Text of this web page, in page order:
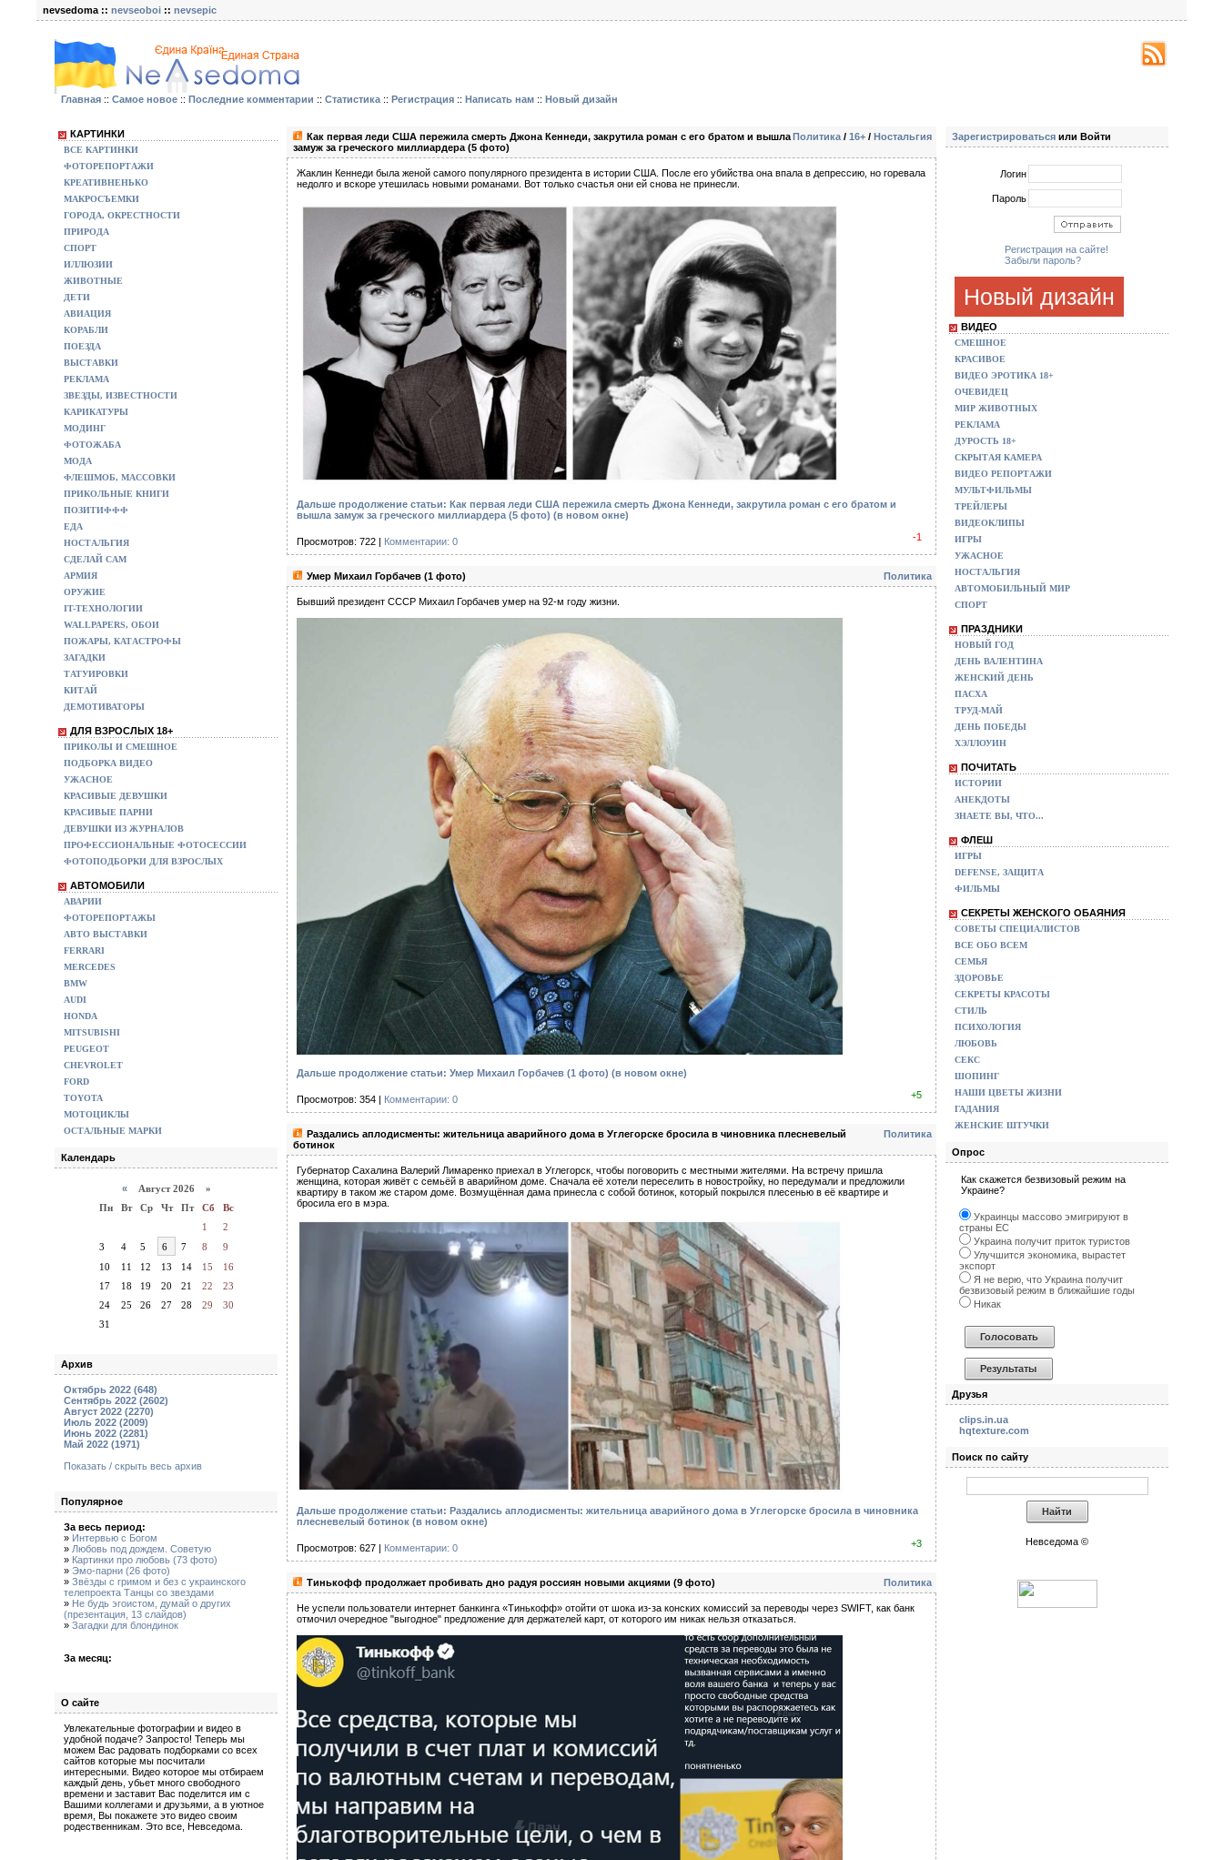
nevsedoma :: nevseoboi :: nevsepic
Главная :: Самое новое :: Последние комментарии :: Статистика :: Регистрация :: Написать нам :: Новый дизайн
КАРТИНКИ
ВСЕ КАРТИНКИ
ФОТОРЕПОРТАЖИ
КРЕАТИВНЕНЬКО
МАКРОСЪЕМКИ
ГОРОДА, ОКРЕСТНОСТИ
ПРИРОДА
СПОРТ
ИЛЛЮЗИИ
ЖИВОТНЫЕ
ДЕТИ
АВИАЦИЯ
КОРАБЛИ
ПОЕЗДА
ВЫСТАВКИ
РЕКЛАМА
ЗВЕЗДЫ, ИЗВЕСТНОСТИ
КАРИКАТУРЫ
МОДИНГ
ФОТОЖАБА
МОДА
ФЛЕШМОБ, МАССОВКИ
ПРИКОЛЬНЫЕ КНИГИ
ПОЗИТИФФФ
ЕДА
НОСТАЛЬГИЯ
СДЕЛАЙ САМ
АРМИЯ
ОРУЖИЕ
IT-ТЕХНОЛОГИИ
WALLPAPERS, ОБОИ
ПОЖАРЫ, КАТАСТРОФЫ
ЗАГАДКИ
ТАТУИРОВКИ
КИТАЙ
ДЕМОТИВАТОРЫ
ДЛЯ ВЗРОСЛЫХ 18+
ПРИКОЛЫ И СМЕШНОЕ
ПОДБОРКА ВИДЕО
УЖАСНОЕ
КРАСИВЫЕ ДЕВУШКИ
КРАСИВЫЕ ПАРНИ
ДЕВУШКИ ИЗ ЖУРНАЛОВ
ПРОФЕССИОНАЛЬНЫЕ ФОТОСЕССИИ
ФОТОПОДБОРКИ ДЛЯ ВЗРОСЛЫХ
АВТОМОБИЛИ
АВАРИИ
ФОТОРЕПОРТАЖЫ
АВТО ВЫСТАВКИ
FERRARI
MERCEDES
BMW
AUDI
HONDA
MITSUBISHI
PEUGEOT
CHEVROLET
FORD
TOYOTA
МОТОЦИКЛЫ
ОСТАЛЬНЫЕ МАРКИ
Календарь
« Август 2026 »
Пн
Вт Ср Чт Пт Сб
Вс
1
2
3
4 5 6 7 8
9
10
11 12 13 14 15
16
17
18 19 20 21 22
23
24
25 26 27 28 29
30
31
Архив
Октябрь 2022 (648)
Сентябрь 2022 (2602)
Август 2022 (2270)
Июль 2022 (2009)
Июнь 2022 (2281)
Май 2022 (1971)
Показать / скрыть весь архив
Популярное
За весь период:
» Интервью с Богом
» Любовь под дождем. Советую
» Картинки про любовь (73 фото)
» Эмо-парни (26 фото)
» Звёзды с гримом и без с украинского
телепроекта Танцы со звездами
» Не будь эгоистом, думай о других
(презентация, 13 слайдов)
» Загадки для блондинок
За месяц:
О сайте
Увлекательные фотографии и видео в
удобной подаче? Запросто! Теперь мы
можем Вас радовать подборками со всех
сайтов которые мы посчитали
интересными. Видео которое мы отбираем
каждый день, убьет много свободного
времени и заставит Вас поделится им с
Вашими коллегами и друзьями, а в уютное
время, Вы покажете это видео своим
родественникам. Это все, Невседома.
Политика / 16+ / Ностальгия
Как первая леди США пережила смерть Джона Кеннеди, закрутила роман с его братом и вышла
замуж за греческого миллиардера (5 фото)
Жаклин Кеннеди была женой самого популярного президента в истории США. После его убийства она впала в депрессию, но горевала
недолго и вскоре утешилась новыми романами. Вот только счастья они ей снова не принесли.
Дальше продолжение статьи: Как первая леди США пережила смерть Джона Кеннеди, закрутила роман с его братом и
вышла замуж за греческого миллиардера (5 фото) (в новом окне)
Просмотров: 722 | Комментарии: 0 -1
Политика
Умер Михаил Горбачев (1 фото)
Бывший президент СССР Михаил Горбачев умер на 92-м году жизни.
Дальше продолжение статьи: Умер Михаил Горбачев (1 фото) (в новом окне)
Просмотров: 354 | Комментарии: 0 +5
Политика
Раздались аплодисменты: жительница аварийного дома в Углегорске бросила в чиновника плесневелый
ботинок
Губернатор Сахалина Валерий Лимаренко приехал в Углегорск, чтобы поговорить с местными жителями. На встречу пришла
женщина, которая живёт с семьёй в аварийном доме. Сначала её хотели переселить в новостройку, но передумали и предложили
квартиру в таком же старом доме. Возмущённая дама принесла с собой ботинок, который покрылся плесенью в её квартире и
бросила его в мэра.
Дальше продолжение статьи: Раздались аплодисменты: жительница аварийного дома в Углегорске бросила в чиновника
плесневелый ботинок (в новом окне)
Просмотров: 627 | Комментарии: 0 +3
Политика
Тинькофф продолжает пробивать дно радуя россиян новыми акциями (9 фото)
Не успели пользователи интернет банкинга «Тинькофф» отойти от шока из-за конских комиссий за переводы через SWIFT, как банк
отмочил очередное "выгодное" предложение для держателей карт, от которого им никак нельзя отказаться.
Зарегистрироваться или Войти
Логин
Пароль
Регистрация на сайте!
Забыли пароль?
Новый дизайн
ВИДЕО
СМЕШНОЕ
КРАСИВОЕ
ВИДЕО ЭРОТИКА 18+
ОЧЕВИДЕЦ
МИР ЖИВОТНЫХ
РЕКЛАМА
ДУРОСТЬ 18+
СКРЫТАЯ КАМЕРА
ВИДЕО РЕПОРТАЖИ
МУЛЬТФИЛЬМЫ
ТРЕЙЛЕРЫ
ВИДЕОКЛИПЫ
ИГРЫ
УЖАСНОЕ
НОСТАЛЬГИЯ
АВТОМОБИЛЬНЫЙ МИР
СПОРТ
ПРАЗДНИКИ
НОВЫЙ ГОД
ДЕНЬ ВАЛЕНТИНА
ЖЕНСКИЙ ДЕНЬ
ПАСХА
ТРУД-МАЙ
ДЕНЬ ПОБЕДЫ
ХЭЛЛОУИН
ПОЧИТАТЬ
ИСТОРИИ
АНЕКДОТЫ
ЗНАЕТЕ ВЫ, ЧТО...
ФЛЕШ
ИГРЫ
DEFENSE, ЗАЩИТА
ФИЛЬМЫ
СЕКРЕТЫ ЖЕНСКОГО ОБАЯНИЯ
СОВЕТЫ СПЕЦИАЛИСТОВ
ВСЕ ОБО ВСЕМ
СЕМЬЯ
ЗДОРОВЬЕ
СЕКРЕТЫ КРАСОТЫ
СТИЛЬ
ПСИХОЛОГИЯ
ЛЮБОВЬ
СЕКС
ШОПИНГ
НАШИ ЦВЕТЫ ЖИЗНИ
ГАДАНИЯ
ЖЕНСКИЕ ШТУЧКИ
Опрос
Как скажется безвизовый режим на
Украине?
Украинцы массово эмигрируют в
страны ЕС
Украина получит приток туристов
Улучшится экономика, вырастет
экспорт
Я не верю, что Украина получит
безвизовый режим в ближайшие годы
Никак
Друзья
clips.in.ua
hqtexture.com
Поиск по сайту
Невседома ©